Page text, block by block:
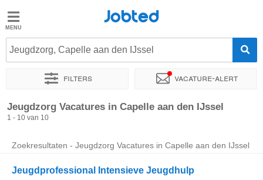
Jobted
Vacatures
Salarissen
Jobted
Jeugdzorg, Capelle aan den IJssel
Filters Vacature-alert
Sorteer op Exacte locatie Bedrijf Soort dienstverband
Jeugdzorg Vacatures in Capelle aan den IJssel
1 - 10 van 10
Zoekresultaten - Jeugdzorg Vacatures in Capelle aan den IJssel
Jeugdprofessional Intensieve Jeugdhulp